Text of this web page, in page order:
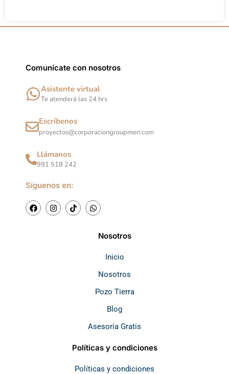
m
Comunícate con nosotros
Asistente virtual
Te atenderá las 24 hrs
Escríbenos
proyectos@corporaciongroupmen.com
Llámanos
991 518 242
Síguenos en:
F
a
c
I
n
s
T
i
k
W
h
a
Nosotros
Inicio
Nosotros
Pozo Tierra
Blog
Asesoría Gratis
Políticas y condiciones
Políticas y condiciones